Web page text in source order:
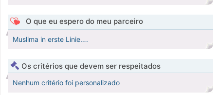
O que eu espero do meu parceiro
Muslima in erste Linie….
Os critérios que devem ser respeitados
Nenhum critério foi personalizado